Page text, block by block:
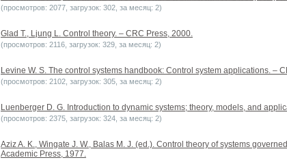
(просмотров: 2077, загрузок: 302, за месяц: 2)
Glad T., Ljung L. Control theory. – CRC Press, 2000.
(просмотров: 2116, загрузок: 329, за месяц: 2)
Levine W. S. The control systems handbook: Control system applications. –
(просмотров: 2102, загрузок: 305, за месяц: 2)
Luenberger D. G. Introduction to dynamic systems; theory, models, and
(просмотров: 2375, загрузок: 324, за месяц: 2)
Aziz A. K., Wingate J. W., Balas M. J. (ed.). Control theory of systems
Academic Press, 1977.